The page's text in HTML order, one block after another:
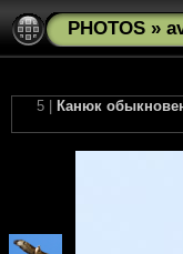
PHOTOS »
5 |
Канюк